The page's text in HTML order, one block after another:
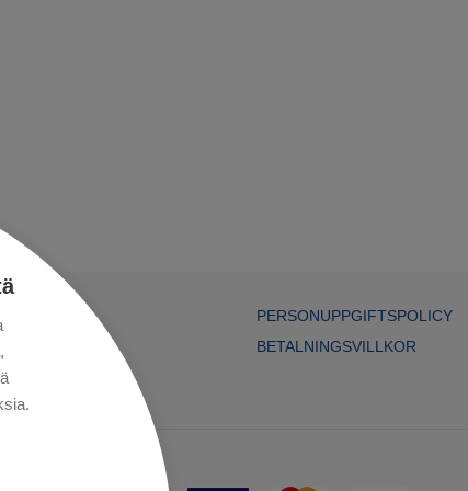
PERSONUPPGIFTSPOLICY
BETALNINGSVILLKOR